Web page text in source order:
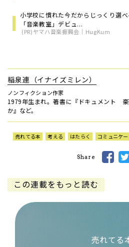
小学校に慣れた今だからじっくり選
「音楽教室」デビュ...
(PR)ヤマハ音楽振興会｜HugKum
稲泉連（イナイズミレン）
ノンフィクション作家
1979年生まれ。著書に『ドキュメント
か』など。
売れてる本 考える はたらく コミュニケ
Share
この連載をもっと読む
売れてる